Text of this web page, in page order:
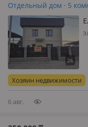
Отдельный дом · 5
Хозяин недвижимости
6 авг.